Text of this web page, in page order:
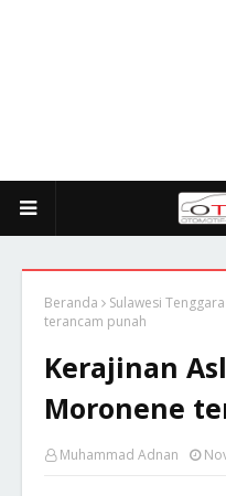
Beranda Sulawesi Tenggara
terancam punah
Kerajinan
Moronene
Muhammad Adnan